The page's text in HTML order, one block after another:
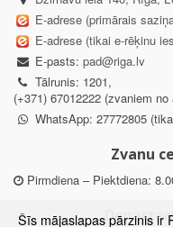
E-adrese (primārais
E-adrese (tikai e-rēķinu
E-pasts: pad@riga.lv
Tālrunis: 1201,
(+371) 67012222 (zvaniem no
WhatsApp: 27772805
Zvanu
Pirmdiena – Piektdiena:
Šīs mājaslapas pārzinis ir